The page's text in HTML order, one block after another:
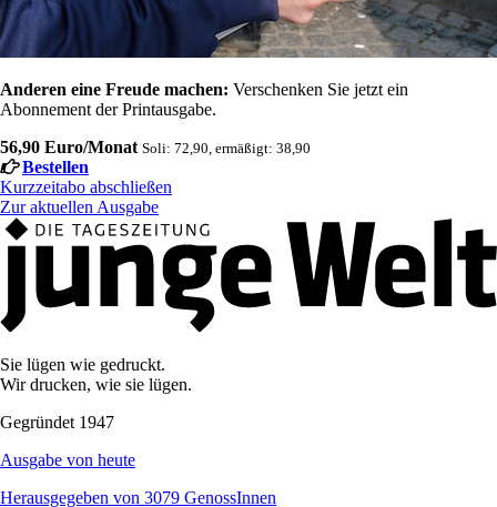
Anderen eine Freude machen: Verschenken Sie jetzt ein
Abonnement der Printausgabe.
56,90 Euro/Monat Soli: 72,90, ermäßigt: 38,90
Bestellen
Kurzzeitabo abschließen
Zur aktuellen Ausgabe
Sie lügen wie gedruckt.
Wir drucken, wie sie lügen.
Gegründet 1947
Ausgabe von heute
Herausgegeben von 3079 GenossInnen